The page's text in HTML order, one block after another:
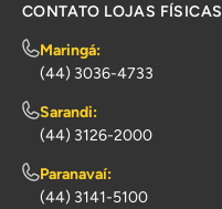
CONTATO LOJAS FÍSICAS
Maringá:
(44) 3036-4733
Sarandi:
(44) 3126-2000
Paranavaí:
(44) 3141-5100